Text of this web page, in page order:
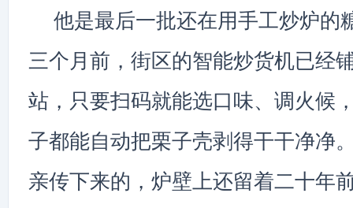
他是最后一批还在用手工炒炉的
三个月前，街区的智能炒货机已经
站，只要扫码就能选口味、调火候
子都能自动把栗子壳剥得干干净净
亲传下来的，炉壁上还留着二十年